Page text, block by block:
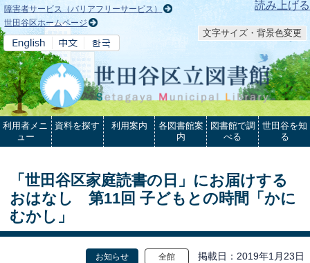
本文へ 読み上げる
障害者サービス（バリアフリーサービス）
世田谷区ホームページ
文字サイズ・背景色変更
利用者メニ
ュー
資料を探す 利用案内
各図書館案
内
図書館で調
べる
世田谷を知
る
「世田谷区家庭読書の日」にお届けする
おはなし 第11回 子どもとの時間「かに
むかし」
お知らせ 全館 掲載日 2019年1月23日